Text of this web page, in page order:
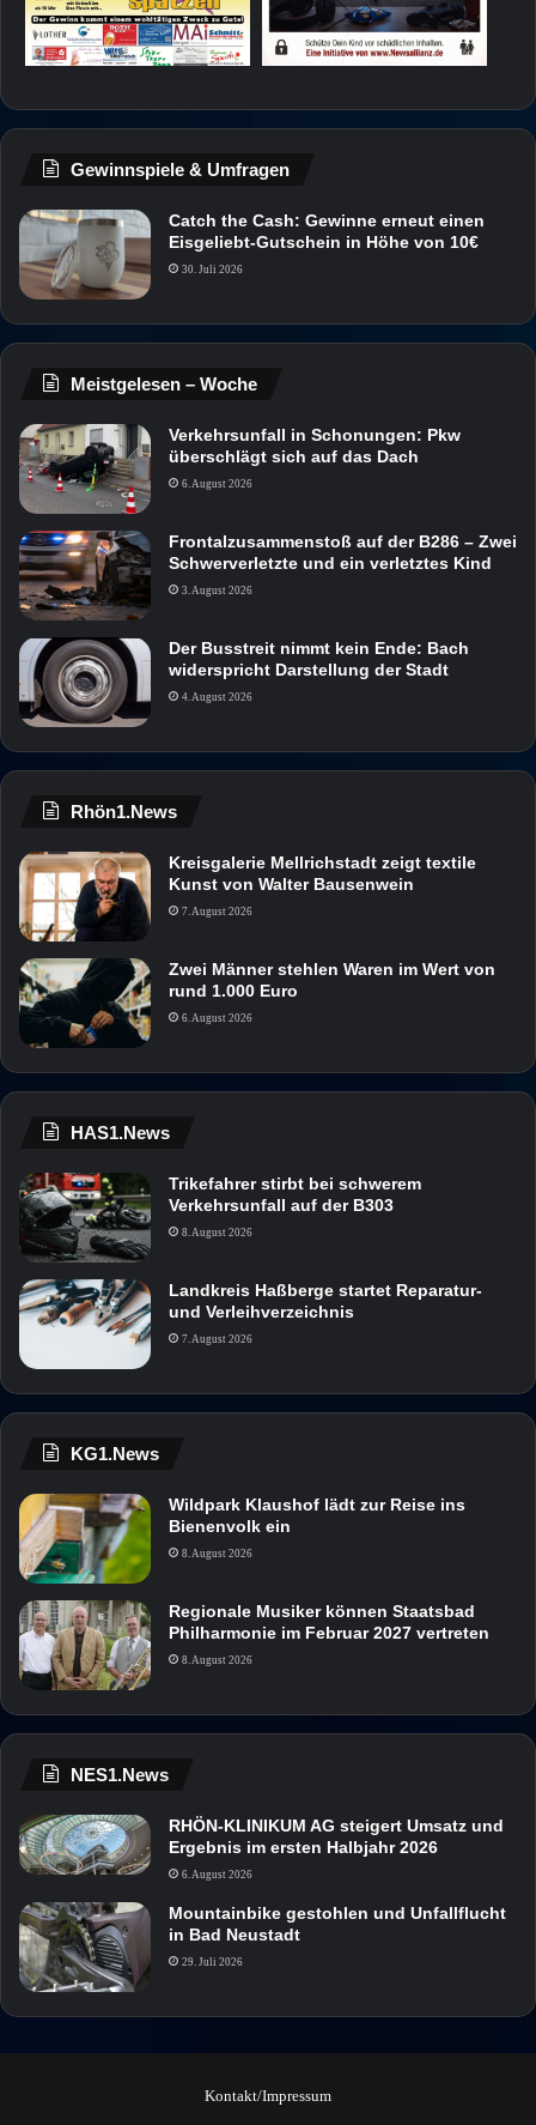
Gewinnspiele & Umfragen
Catch the Cash: Gewinne erneut einen
Eisgeliebt-Gutschein in Höhe von 10€
30. Juli 2026
Meistgelesen – Woche
Verkehrsunfall in Schonungen: Pkw
überschlägt sich auf das Dach
6. August 2026
Frontalzusammenstoß auf der B286 – Zwei
Schwerverletzte und ein verletztes Kind
3. August 2026
Der Busstreit nimmt kein Ende: Bach
widerspricht Darstellung der Stadt
4. August 2026
Rhön1.News
Kreisgalerie Mellrichstadt zeigt textile
Kunst von Walter Bausenwein
7. August 2026
Zwei Männer stehlen Waren im Wert von
rund 1.000 Euro
6. August 2026
HAS1.News
Trikefahrer stirbt bei schwerem
Verkehrsunfall auf der B303
8. August 2026
Landkreis Haßberge startet Reparatur-
und Verleihverzeichnis
7. August 2026
KG1.News
Wildpark Klaushof lädt zur Reise ins
Bienenvolk ein
8. August 2026
Regionale Musiker können Staatsbad
Philharmonie im Februar 2027 vertreten
8. August 2026
NES1.News
RHÖN-KLINIKUM AG steigert Umsatz und
Ergebnis im ersten Halbjahr 2026
6. August 2026
Mountainbike gestohlen und Unfallflucht
in Bad Neustadt
29. Juli 2026
Kontakt/Impressum